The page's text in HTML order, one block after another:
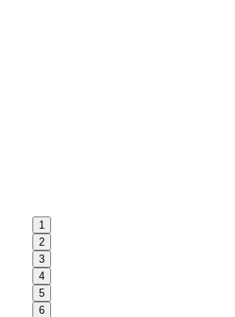
1
2
3
4
5
6